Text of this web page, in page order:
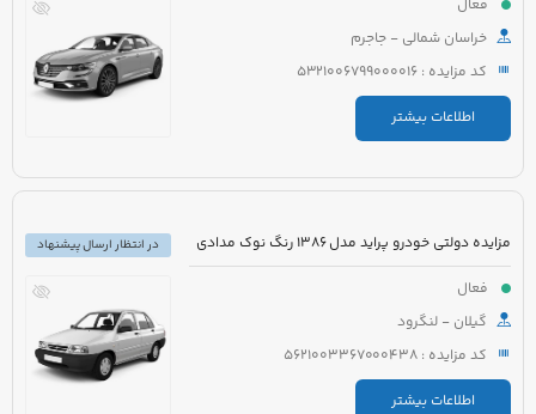
فعال
خراسان شمالی - جاجرم
کد مزایده : 5321006799000016
اطلاعات بیشتر
مزایده دولتی خودرو پراید مدل 1386 رنگ نوک مدادی
فعال
گیلان - لنگرود
کد مزایده : 5621003367000438
اطلاعات بیشتر
در انتظار ارسال پیشنهاد